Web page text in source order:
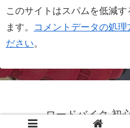
このサイトはスパムを低減
ます。
コメントデータの処理
ださい。
ロードバイク 初